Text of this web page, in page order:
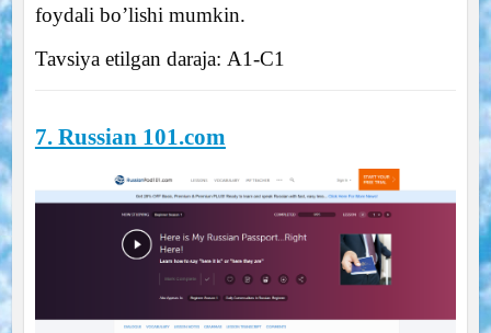
foydali bo’lishi mumkin.
Tavsiya etilgan daraja: А1-С1
7. Russian 101.com